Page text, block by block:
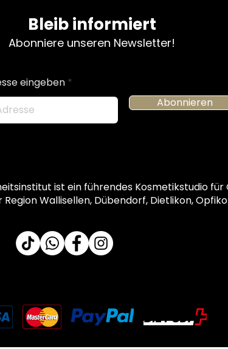
Bleib informiert
Abonniere unseren Newsletter!
eingeben
Abonnieren
ist ein führendes Kosmetikstudio
Wallisellen, Dübendorf, Dietlikon,